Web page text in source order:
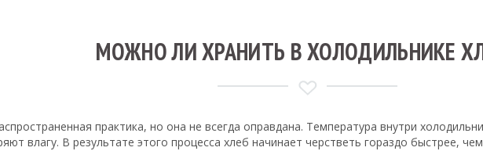
МОЖНО ЛИ ХРАНИТЬ В ХОЛОДИЛЬНИКЕ
практика, но она не всегда оправдана. Температура внутри
влагу. В результате этого процесса хлеб начинает черстветь гораздо быстрее,